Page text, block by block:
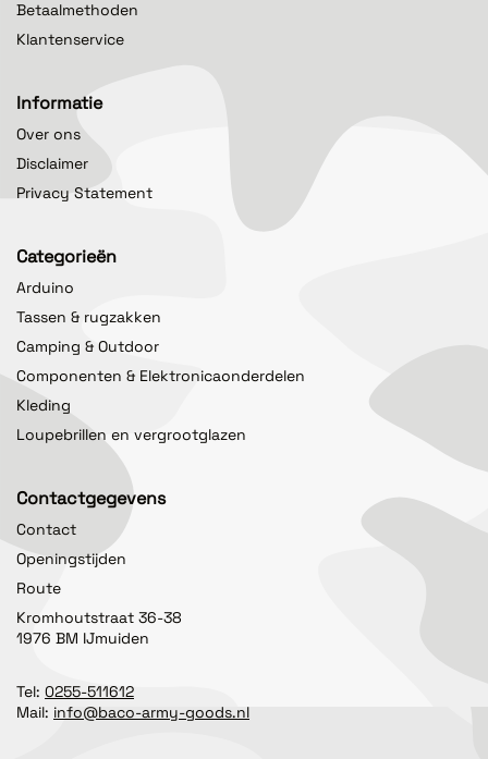
Betaalmethoden
Klantenservice
Informatie
Over ons
Disclaimer
Privacy Statement
Categorieën
Arduino
Tassen & rugzakken
Camping & Outdoor
Componenten & Elektronicaonderdelen
Kleding
Loupebrillen en vergrootglazen
Contactgegevens
Contact
Openingstijden
Route
Kromhoutstraat 36-38
1976 BM IJmuiden
Tel: 0255-511612
Mail: info@baco-army-goods.nl